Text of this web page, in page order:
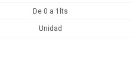
De 0 a 1lts
Unidad